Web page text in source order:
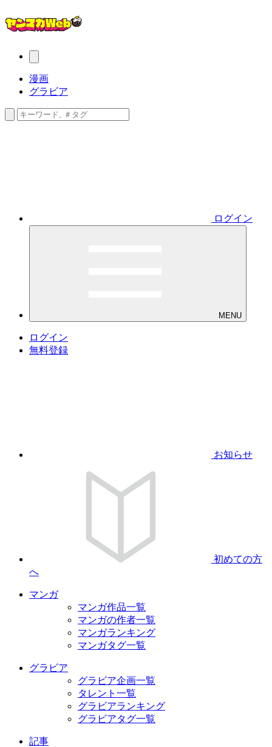
漫画
グラビア
ログイン
MENU
ログイン
無料登録
お知らせ
初めての方
へ
マンガ
マンガ作品一覧
マンガの作者一覧
マンガランキング
マンガタグ一覧
グラビア
グラビア企画一覧
タレント一覧
グラビアランキング
グラビアタグ一覧
記事